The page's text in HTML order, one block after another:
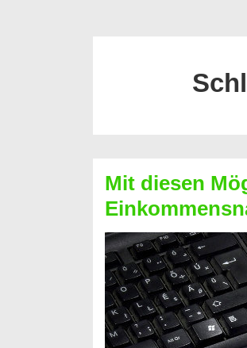
Mit diesen